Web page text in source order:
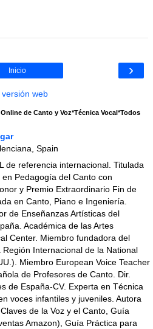
›
Inicio
versión web
de Canto y Voz*Técnica Vocal*Todos
Spain
de referencia internacional. Titulada
Pedagogía del Canto con
y Premio Extraordinario Fin de
en Canto, Piano e Ingeniería.
de Enseñanzas Artísticas del
Académica de las Artes
Center. Miembro fundadora del
Internacional de la National
Miembro European Voice Teacher
de Profesores de Canto. Dir.
de España-CV. Experta en Técnica
voces infantiles y juveniles. Autora
de la Voz y el Canto, Guía
Amazon), Guía Práctica para